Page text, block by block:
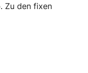
Zu den fixen